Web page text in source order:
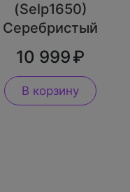
(Selp1650)
Серебристый
10 999
В корзину